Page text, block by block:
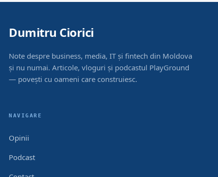
Dumitru Ciorici
Note despre business, media, IT și fintech din Moldova
și nu numai. Articole, vloguri și podcastul PlayGround
— povești cu oameni care construiesc.
NAVIGARE
Opinii
Podcast